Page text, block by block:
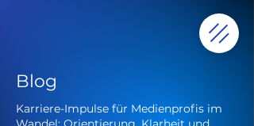
Blog
Karriere-Impulse für Medienprofis im